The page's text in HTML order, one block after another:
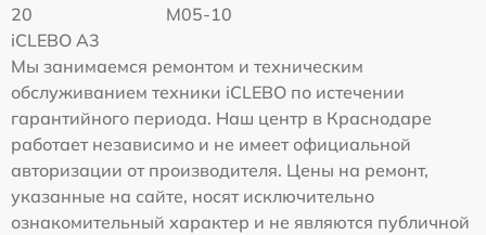
20
M05-10
iCLEBO A3
Мы занимаемся ремонтом и техническим
обслуживанием техники iCLEBO по истечении
гарантийного периода. Наш центр в Краснодаре
работает независимо и не имеет официальной
авторизации от производителя. Цены на ремонт,
указанные на сайте, носят исключительно
ознакомительный характер и не являются публичной